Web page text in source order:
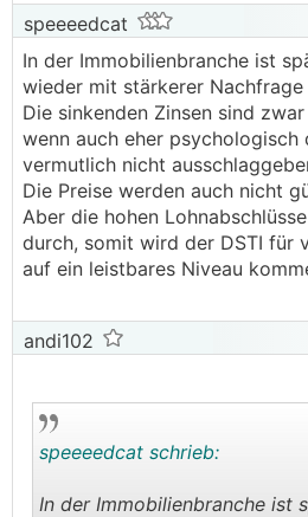
speeeedcat
In der Immobilienbranche ist
wieder mit stärkerer Nachfrage
Die sinkenden Zinsen sind
wenn auch eher psychologisch
vermutlich nicht
Die Preise werden auch nicht
Aber die hohen
durch, somit wird der DSTI für
auf ein leistbares Niveau
andi102
speeeedcat schrieb:
In der Immobilienbranche ist